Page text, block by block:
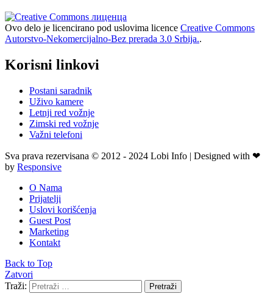
Ovo delo je licencirano pod uslovima licence Creative Commons
Autorstvo-Nekomercijalno-Bez prerada 3.0 Srbija..
Korisni linkovi
Postani saradnik
Uživo kamere
Letnji red vožnje
Zimski red vožnje
Važni telefoni
Sva prava rezervisana © 2012 - 2024 Lobi Info | Designed with ❤
by Responsive
O Nama
Prijatelji
Uslovi korišćenja
Guest Post
Marketing
Kontakt
Back to Top
Zatvori
Traži:
Pretraži